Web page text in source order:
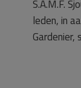
S.A.M.F.
leden, in